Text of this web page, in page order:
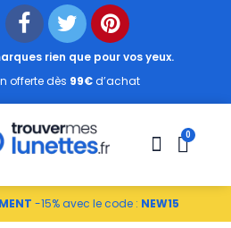
rien que pour vos yeux.
offerte dès 99€d’achat
-15% avec le code : NEW15